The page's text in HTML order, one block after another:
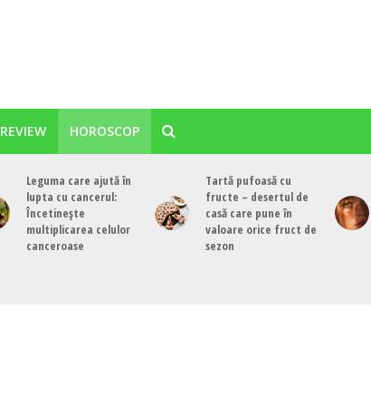
REVIEW HOROSCOP
Leguma care ajută în
lupta cu cancerul:
Încetinește
multiplicarea celulor
canceroase
Tartă pufoasă cu
fructe – desertul de
casă care pune în
valoare orice fruct de
sezon